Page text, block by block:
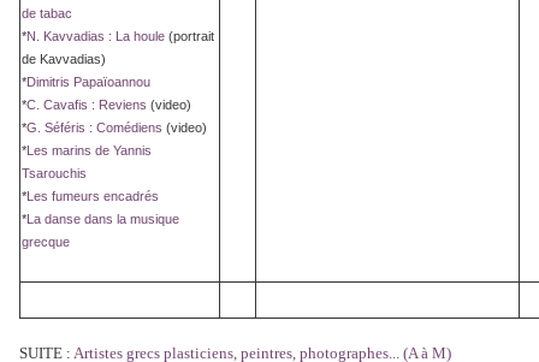
de tabac
*N. Kavvadias : La houle (portrait
de Kavvadias)
*Dimitris Papaïoannou
*C. Cavafis : Reviens (video)
*G. Séféris : Comédiens (video)
*Les marins de Yannis
Tsarouchis
*Les fumeurs encadrés
*La danse dans la musique
grecque
SUITE : Artistes grecs plasticiens, peintres, photographes... (A à M)